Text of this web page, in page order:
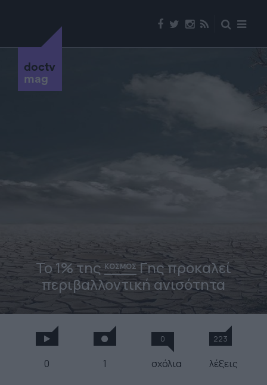
doctv
mag
Το 1% της ΚΟΣΜΟΣΓης προκαλεί
περιβαλλοντική ανισότητα
0 1
0
σχόλια
223
λέξεις